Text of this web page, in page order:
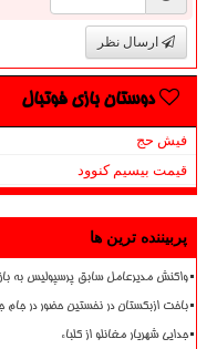
ارسال نظر
دوستان بازی فوتبال
فیش حج
قیمت بیسیم کنوود
پربیننده ترین ها
واکنش مدیرعامل سابق پرسپولیس به
باخت ازبکستان در نخستین حضور در جام
جدایی شهریار مغانلو از کلباء